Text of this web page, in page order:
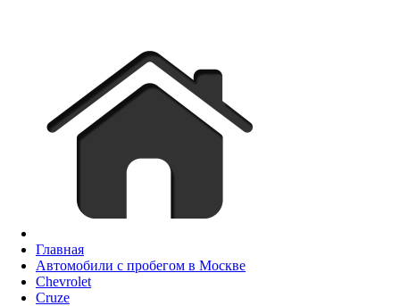
Главная
Автомобили с пробегом в Москве
Chevrolet
Cruze